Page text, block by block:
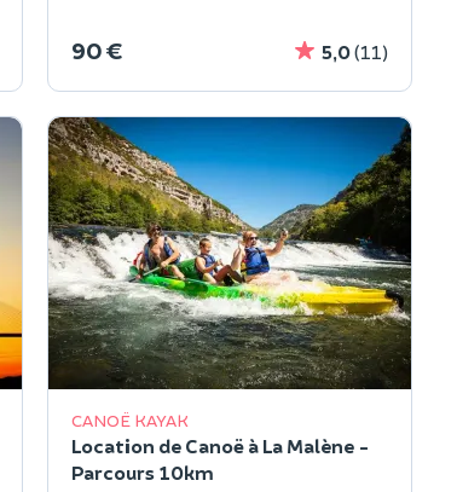
90 € 5,0(11)
CANOË KAYAK
Location de Canoë à La Malène -
Parcours 10km